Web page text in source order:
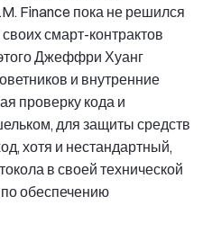
Finance пока не решился
смарт-контрактов
Джеффри Хуанг
и внутренние
проверку кода и
для защиты средств
хотя и нестандартный,
в своей технической
обеспечению